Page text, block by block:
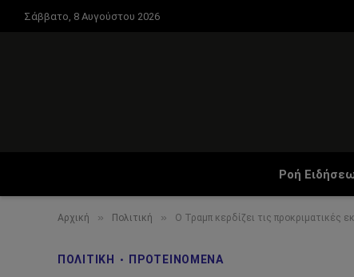
Σάββατο, 8 Αυγούστου 2026
Ροή
Αρχική » Πολιτική » Ο Τραμπ κερδίζει τις προκριματικές
ΠΟΛΙΤΙΚΉ ΠΡΟΤΕΙΝΌΜΕΝΑ